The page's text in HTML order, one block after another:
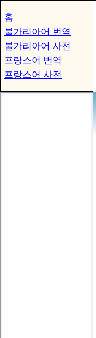
홈
불가리아어 번역
불가리아어 사전
프랑스어 번역
프랑스어 사전